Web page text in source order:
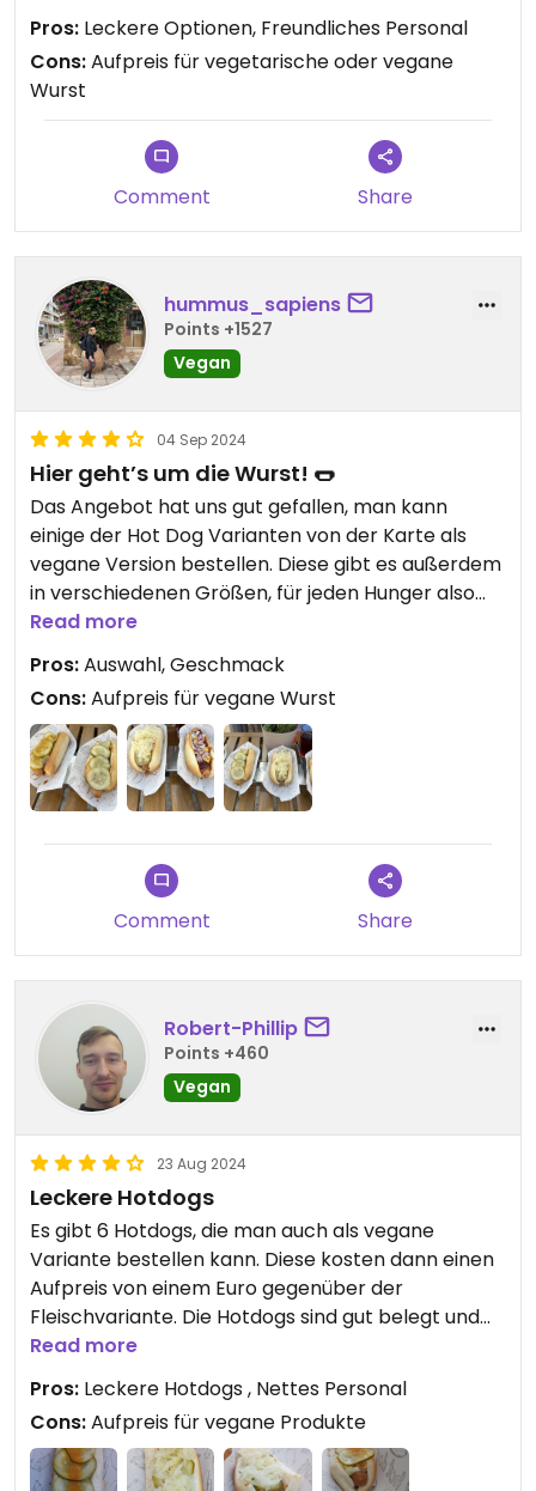
Pros: Leckere Optionen, Freundliches Personal
Cons:Aufpreis für vegetarische oder vegane
Wurst
Comment Share
hummus_sapiens
Points +1527
Vegan
04 Sep 2024
Hier geht’s um die Wurst! 🌭
Das Angebot hat uns gut gefallen, man kann
einige der Hot Dog Varianten von der Karte als
vegane Version bestellen. Diese gibt es außerdem
in verschiedenen Größen, für jeden Hunger also
etwas dabei. Geschmacklich wurden wir auch
überzeugt. Etwas enttäuscht bin ich darüber, dass
die vegane Wurst jeweils 1€ Aufpreis kostet. Hier
lohnt sich das Mittagsangebot.
Read more
Pros:Auswahl, Geschmack
Cons:Aufpreis für vegane Wurst
Comment Share
Robert-Phillip
Points +460
Vegan
23 Aug 2024
Leckere Hotdogs
Es gibt 6 Hotdogs, die man auch als vegane
Variante bestellen kann. Diese kosten dann einen
Aufpreis von einem Euro gegenüber der
Fleischvariante. Die Hotdogs sind gut belegt und
schmecken lecker.
Read more
Pros: Leckere Hotdogs , Nettes Personal
Cons:Aufpreis für vegane Produkte